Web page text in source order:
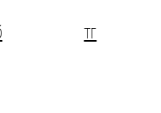
тг